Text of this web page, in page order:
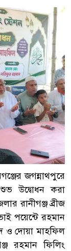
জগন্নাথপুরে
শুভ উদ্বোধন করা
রানীগঞ্জ ব্রীজ
পয়েন্টে রহমান
ও দোয়া মাহফিল
রহমান ফিলিং